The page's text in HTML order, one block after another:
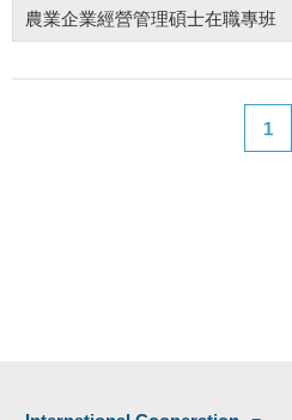
農業企業經營管理碩士在職專班
1